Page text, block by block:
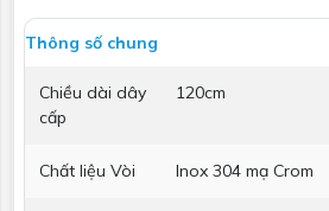
Thông số chung
Chiều dài dây
cấp
120cm
Chất liệu Vòi Inox 304 mạ Crom